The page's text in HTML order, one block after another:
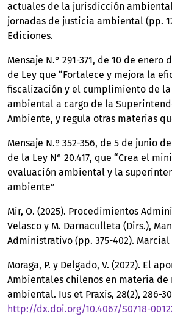
actuales de la jurisdicción
jornadas de justicia ambiental (pp.
Ediciones.
Mensaje N.° 291-371, de 10 de enero
de Ley que “Fortalece y mejora la
fiscalización y el cumplimiento de
ambiental a cargo de la
Ambiente, y regula otras materias
Mensaje N.º 352-356, de 5 de junio
de la Ley N° 20.417, que “Crea el
evaluación ambiental y la
ambiente”
Mir, O. (2025). Procedimientos
Velasco y M. Darnaculleta (Dirs.),
Administrativo (pp. 375-402). Marcial
Moraga, P. y Delgado, V. (2022). El
Ambientales chilenos en materia de
ambiental. Ius et Praxis, 28(2), 286-
http://dx.doi.org/10.4067/S0718-